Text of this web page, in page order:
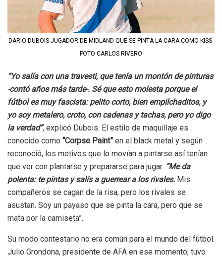
DARIO DUBOIS JUGADOR DE MIDLAND QUE SE PINTA LA CARA COMO KISS.
FOTO CARLOS RIVERO
“Yo salía con una travesti, que tenía un montón de pinturas
-contó años más tarde-. Sé que esto molesta porque el
fútbol es muy fascista: pelito corto, bien empilchaditos, y
yo soy metalero, croto, con cadenas y tachas, pero yo digo
la verdad”, explicó Dubois. El estilo de maquillaje es
conocido como “Corpse Paint” en el black metal y según
reconoció, los motivos que lo movían a pintarse así tenían
que ver con plantarse y prepararse para jugar. “Me da
polenta: te pintas y salís a guerrear a los rivales. Mis
compañeros se cagan de la risa, pero los rivales se
asustan. Soy un payaso que se pinta la cara, pero que se
mata por la camiseta”.
Su modo contestario no era común para el mundo del fútbol.
Julio Grondona, presidente de AFA en ese momento, tuvo